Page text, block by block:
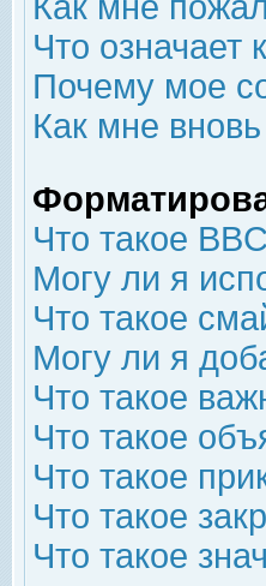
Что означает
Почему мое
Как мне
Что такое
Могу ли я
Что такое
Могу ли я
Что такое
Что такое
Что такое
Что такое
Что такое